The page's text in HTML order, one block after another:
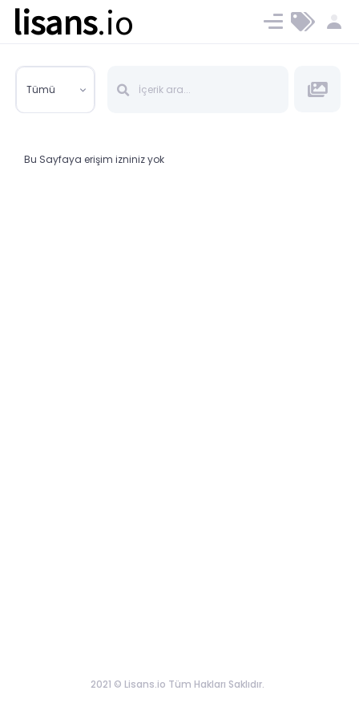
lisans.io Ücret ve Planlar
Tümü
Bu Sayfaya erişim izniniz yok
2021 © Lisans.io Tüm Hakları Saklıdır.